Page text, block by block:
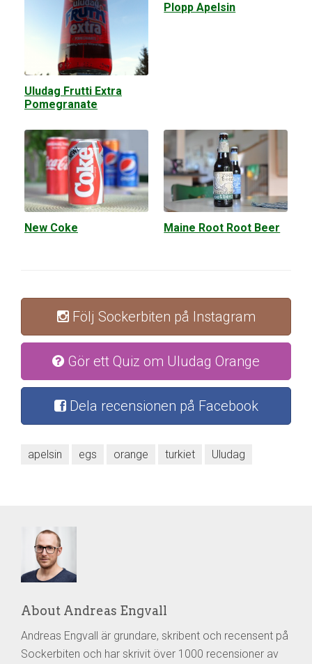
Uludag Frutti Extra
Pomegranate
Plopp Apelsin
New Coke Maine Root Root Beer
Följ Sockerbiten på Instagram
Gör ett Quiz om Uludag Orange
Dela recensionen på Facebook
apelsin egs orange turkiet Uludag
About Andreas Engvall
Andreas Engvall är grundare, skribent och recensent på
Sockerbiten och har skrivit över 1000 recensioner av